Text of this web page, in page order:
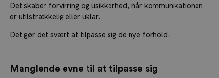
Det skaber forvirring og usikkerhed, når kommunikationen
er utilstrækkelig eller uklar.
Det gør det svært at tilpasse sig de nye forhold.
Manglende evne til at tilpasse sig